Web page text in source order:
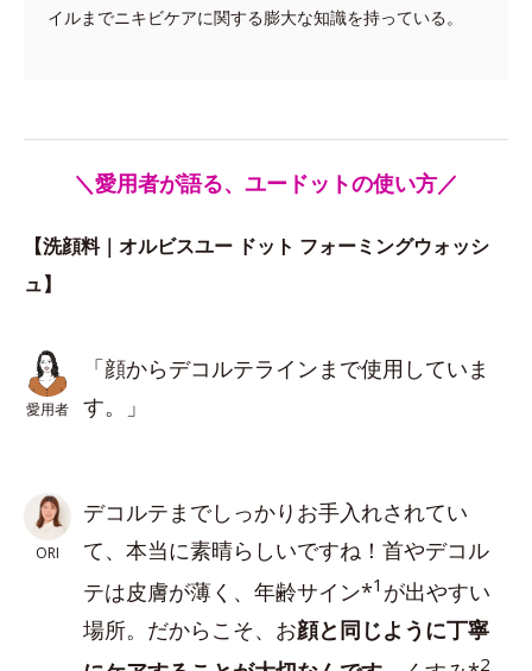
イルまでニキビケアに関する膨大な知識を持っている。
＼愛用者が語る、ユードットの使い方／
【洗顔料｜オルビスユー ドット フォーミングウォッシ
ュ】
愛用者
「顔からデコルテラインまで使用していま
す。」
ORI
デコルテまでしっかりお手入れされてい
て、本当に素晴らしいですね！首やデコル
テは皮膚が薄く、年齢サイン*1 が出やすい
場所。だからこそ、お顔と同じように丁寧
2